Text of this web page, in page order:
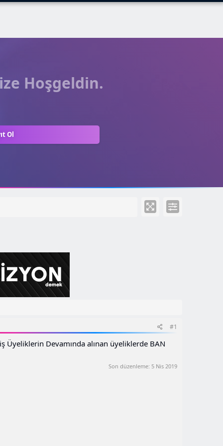
Hoşgeldin.
Ol
#1
Üyeliklerin Devamında alınan üyeliklerde BAN
Son düzenleme: 5 Nis 2019